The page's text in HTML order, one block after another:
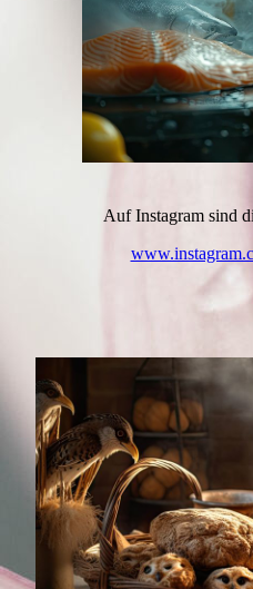
Auf Instagram sind